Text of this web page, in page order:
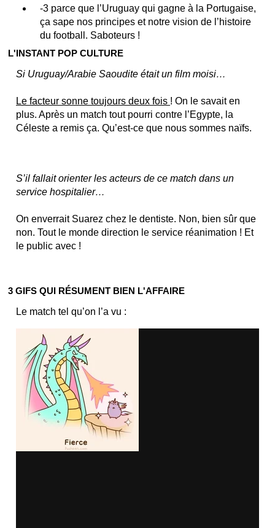
-3 parce que l’Uruguay qui gagne à la Portugaise,
ça sape nos principes et notre vision de l’histoire
du football. Saboteurs !
L'INSTANT POP CULTURE
Si Uruguay/Arabie Saoudite était un film moisi…
Le facteur sonne toujours deux fois ! On le savait en
plus. Après un match tout pourri contre l’Egypte, la
Céleste a remis ça. Qu’est-ce que nous sommes naïfs.
S’il fallait orienter les acteurs de ce match dans un
service hospitalier…
On enverrait Suarez chez le dentiste. Non, bien sûr que
non. Tout le monde direction le service réanimation ! Et
le public avec !
3 GIFS QUI RÉSUMENT BIEN L'AFFAIRE
Le match tel qu’on l’a vu :